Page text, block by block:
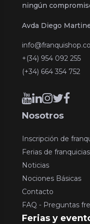
ningún
Avda Diego
+(34) 954 092 255
(+34) 664 354 752
Nosotros
Inscripción de
Ferias de franquicias
Noticias
Nociones Básicas
Contacto
FAQ - Preguntas
Ferias y